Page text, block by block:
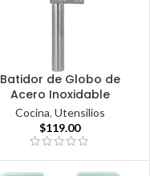
Batidor de Globo de
Acero Inoxidable
Cocina, Utensilios
$119.00